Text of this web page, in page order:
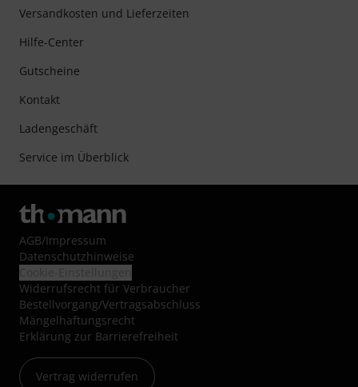
Versandkosten und Lieferzeiten
Hilfe-Center
Gutscheine
Kontakt
Ladengeschäft
Service im Überblick
AGB/Impressum
Datenschutzhinweise
Widerrufsrecht für Verbraucher
Bestellvorgang/Vertragsabschluss
Mängelhaftungsrecht
Erklärung zur Barrierefreiheit
Vertrag widerrufen